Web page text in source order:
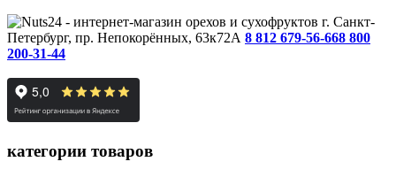
г. Санкт-
Петербург, пр. Непокорённых, 63к72А 8 812 679-56-668 800
200-31-44
категории товаров